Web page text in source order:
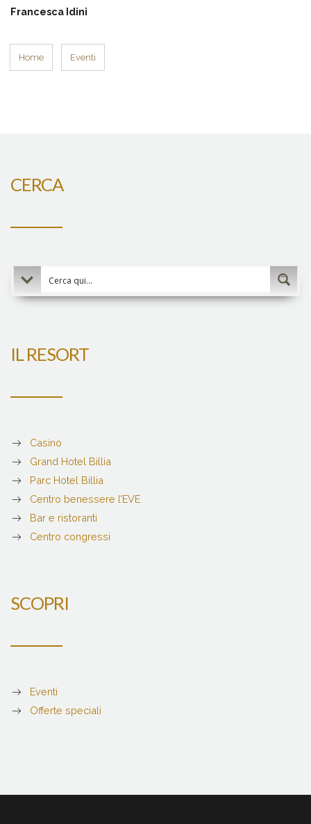
Francesca Idini
Home Eventi
CERCA
IL RESORT
Casino
Grand Hotel Billia
Parc Hotel Billia
Centro benessere l’EVE
Bar e ristoranti
Centro congressi
SCOPRI
Eventi
Offerte speciali